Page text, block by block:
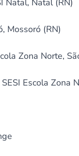
Natal, Natal (RN)
Mossoró (RN)
Zona Norte,
Escola Zona